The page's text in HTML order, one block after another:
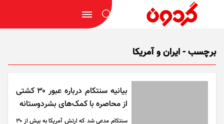
برچسب - ایران و آمریکا
بیانیه سنتکام درباره عبور ۳۰ کشتی
از محاصره با کمک‌های بشردوستانه
سنتکام مدعی شد که ارتش آمریکا به بیش از ۳۰